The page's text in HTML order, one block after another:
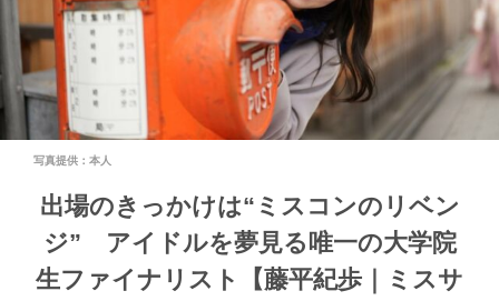
写真提供：本人
出場のきっかけは“ミスコンのリベン
ジ” アイドルを夢見る唯一の大学院
生ファイナリスト【藤平紀歩｜ミスサ